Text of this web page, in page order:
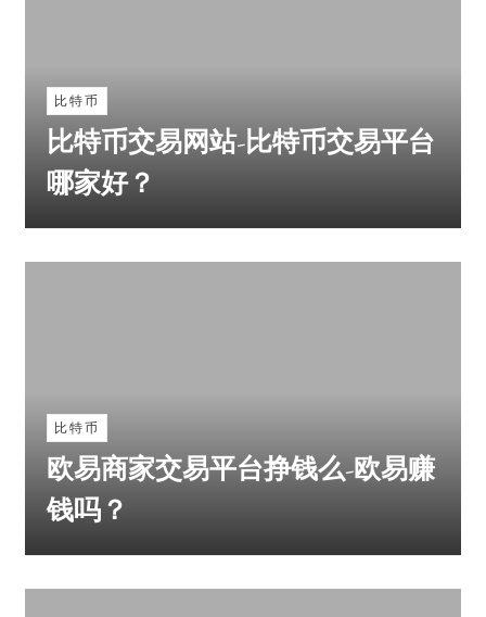
比特币
比特币交易网站-比特币交易平台
哪家好？
比特币
欧易商家交易平台挣钱么-欧易赚
钱吗？